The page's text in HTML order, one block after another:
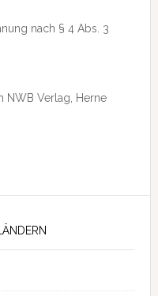
nach § 4 Abs. 3
NWB Verlag, Herne